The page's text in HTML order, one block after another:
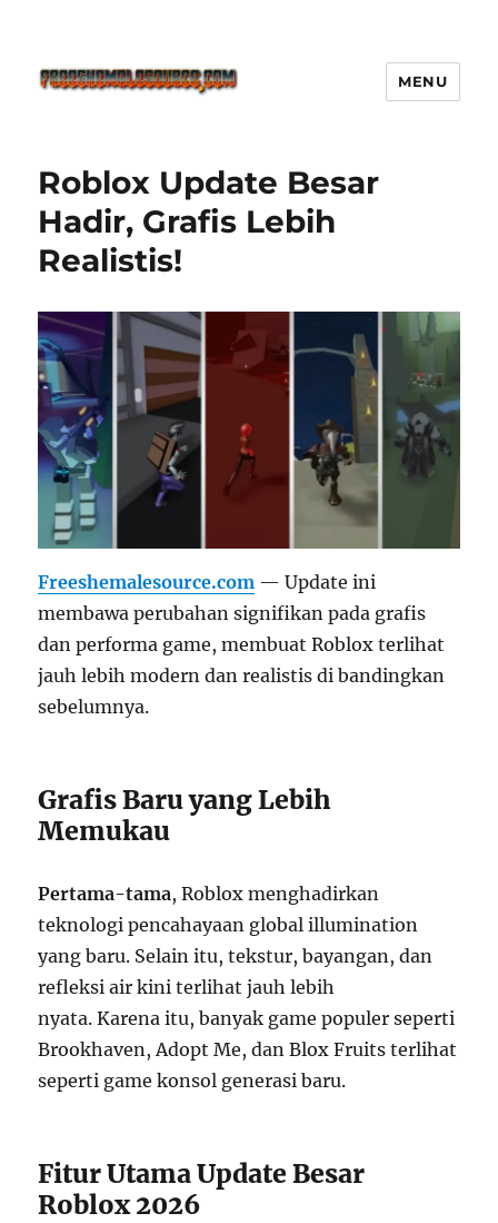
Defense Main Game Ini Pasti
Ketagihan!
MENU
Roblox Update Besar
Hadir, Grafis Lebih
Realistis!
Freeshemalesource.com — Update ini
membawa perubahan signifikan pada grafis
dan performa game, membuat Roblox terlihat
jauh lebih modern dan realistis di bandingkan
sebelumnya.
Grafis Baru yang Lebih
Memukau
Pertama-tama, Roblox menghadirkan
teknologi pencahayaan global illumination
yang baru. Selain itu, tekstur, bayangan, dan
refleksi air kini terlihat jauh lebih
nyata. Karena itu, banyak game populer seperti
Brookhaven, Adopt Me, dan Blox Fruits terlihat
seperti game konsol generasi baru.
Fitur Utama Update Besar
Roblox 2026